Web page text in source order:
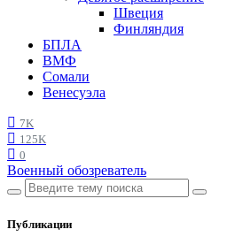
Швеция
Финляндия
БПЛА
ВМФ
Сомали
Венесуэла
7K
125K
0
Военный обозреватель
Публикации